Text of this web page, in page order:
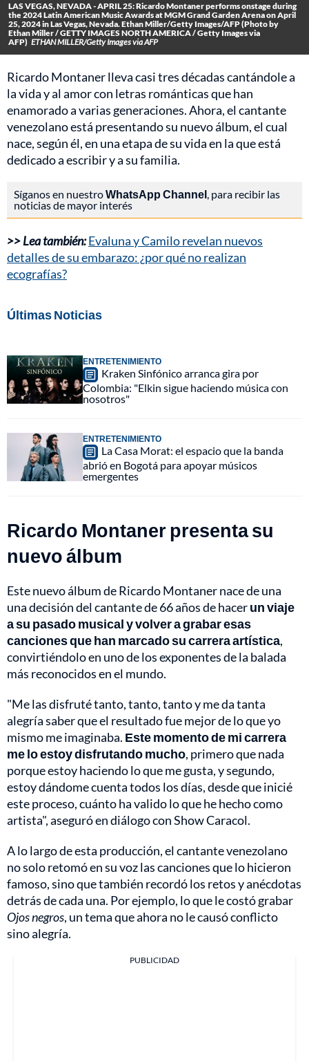
LAS VEGAS, NEVADA - APRIL 25: Ricardo Montaner performs onstage during
the 2024 Latin American Music Awards at MGM Grand Garden Arena on April
25, 2024 in Las Vegas, Nevada. Ethan Miller/Getty Images/AFP (Photo by
Ethan Miller / GETTY IMAGES NORTH AMERICA / Getty Images via
AFP) ETHAN MILLER/Getty Images via AFP
Ricardo Montaner lleva casi tres décadas cantándole a
la vida y al amor con letras románticas que han
enamorado a varias generaciones. Ahora, el cantante
venezolano está presentando su nuevo álbum, el cual
nace, según él, en una etapa de su vida en la que está
dedicado a escribir y a su familia.
Síganos en nuestroWhatsApp Channel, para recibir las
noticias de mayor interés
>> Lea también:Evaluna y Camilo revelan nuevos
detalles de su embarazo: ¿por qué no realizan
ecografías?
Últimas Noticias
ENTRETENIMIENTO
Kraken Sinfónico arranca gira por
Colombia: "Elkin sigue haciendo música con
nosotros"
ENTRETENIMIENTO
La Casa Morat: el espacio que la banda
abrió en Bogotá para apoyar músicos
emergentes
Ricardo Montaner presenta su
nuevo álbum
Este nuevo álbum de Ricardo Montaner nace de una
una decisión del cantante de 66 años de hacerun viaje
a su pasado musical y volver a grabar esas
canciones que han marcado su carrera artística,
convirtiéndolo en uno de los exponentes de la balada
más reconocidos en el mundo.
"Me las disfruté tanto, tanto, tanto y me da tanta
alegría saber que el resultado fue mejor de lo que yo
mismo me imaginaba. Este momento de mi carrera
me lo estoy disfrutando mucho, primero que nada
porque estoy haciendo lo que me gusta, y segundo,
estoy dándome cuenta todos los días, desde que inicié
este proceso, cuánto ha valido lo que he hecho como
artista", aseguró en diálogo con Show Caracol.
A lo largo de esta producción, el cantante venezolano
no solo retomó en su voz las canciones que lo hicieron
famoso, sino que también recordó los retos y anécdotas
detrás de cada una. Por ejemplo, lo que le costó grabar
Ojos negros, un tema que ahora no le causó conflicto
sino alegría.
PUBLICIDAD